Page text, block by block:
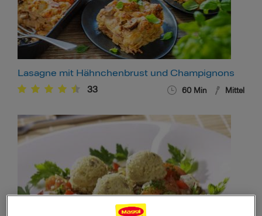
Lasagne mit Hähnchenbrust und Champignons
33 60 Min Mittel